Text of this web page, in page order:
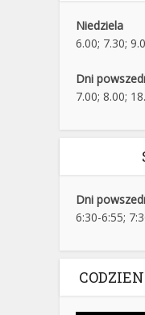
Niedziela
6.00; 7.30;
Dni
7.00; 8.00;
Dni
6:30-6:55;